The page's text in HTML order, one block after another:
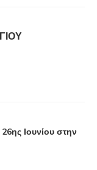
Ιουνίου στην